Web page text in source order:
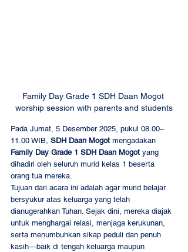
Family Day Grade 1 SDH Daan Mogot
worship session with parents and students
Pada Jumat, 5 Desember 2025, pukul 08.00–
11.00 WIB, SDH Daan Mogot mengadakan
Family Day Grade 1 SDH Daan Mogot yang
dihadiri oleh seluruh murid kelas 1 beserta
orang tua mereka.
Tujuan dari acara ini adalah agar murid belajar
bersyukur atas keluarga yang telah
dianugerahkan Tuhan. Sejak dini, mereka diajak
untuk menghargai relasi, menjaga kerukunan,
serta menumbuhkan sikap peduli dan penuh
kasih—baik di tengah keluarga maupun